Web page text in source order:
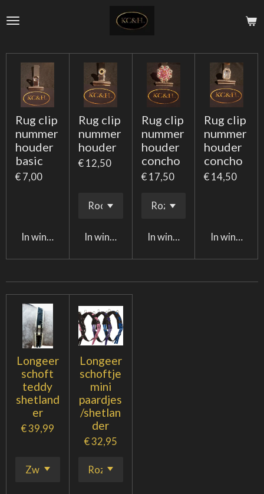
direct
de
hoofdinhoud
Rug clip
nummer
houder
basic
€ 7,00
In winkelwagen
Rug clip
nummer
houder
€ 12,50
In winkelwagen
Rug clip
nummer
houder
concho
€ 17,50
In winkelwagen
Rug clip
nummer
houder
concho
€ 14,50
In
Longeer
schoft
teddy
shetland
er
€ 39,99
Longeer
schoftje
mini
paardjes
/shetlan
der
€ 32,95